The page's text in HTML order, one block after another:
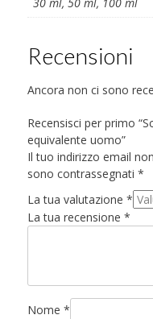
30 ml, 50 ml, 100 ml
Recensioni
Ancora non ci sono
Recensisci per primo
equivalente uomo”
Il tuo indirizzo email
sono contrassegnati *
La tua valutazione *
La tua recensione *
Nome *